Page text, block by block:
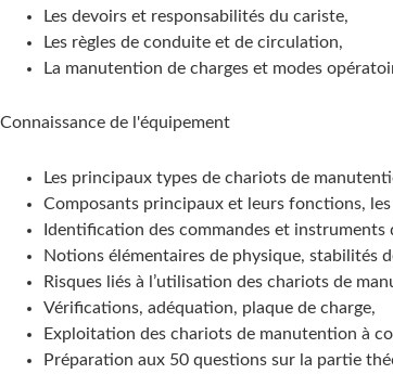
Les devoirs et responsabilités du cariste,
Les règles de conduite et de circulation,
La manutention de charges et modes
Connaissance de l'équipement
Les principaux types de chariots de
Composants principaux et leurs fonctions,
Identification des commandes et instruments
Notions élémentaires de physique, stabilités
Risques liés à l’utilisation des chariots de
Vérifications, adéquation, plaque de charge,
Exploitation des chariots de manutention à
Préparation aux 50 questions sur la partie